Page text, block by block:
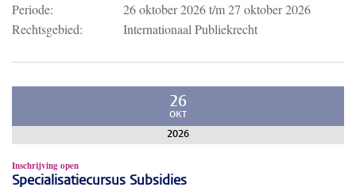
Periode: 26 oktober 2026t/m27 oktober 2026
Rechtsgebied:
Internationaal Publiekrecht
26
OKT
2026
Inschrijving open
Specialisatiecursus Subsidies